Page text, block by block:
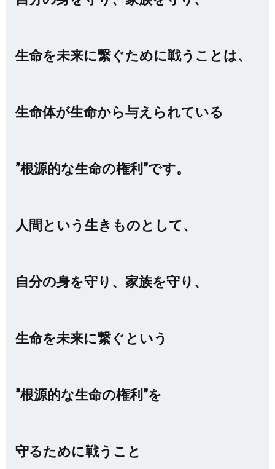
生命を未来に繋ぐために戦うことは、
生命体が生命から与えられている
”根源的な生命の権利”です。
人間という生きものとして、
自分の身を守り、家族を守り、
生命を未来に繋ぐという
”根源的な生命の権利”を
守るために戦うこと